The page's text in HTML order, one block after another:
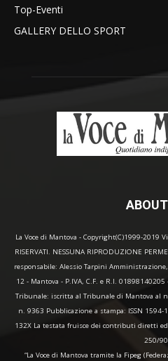
Top-Eventi
GALLERY DELLO SPORT
La Voce di Mantova - Copyright(C)1999-2019
RISERVATI. NESSUNA RIPRODUZIONE
responsabile: Alessio Tarpini
12 - Mantova - P.IVA, C.F. e R.I.
Tribunale: iscritta al Tribunale di Mantova al
n. 9363 Pubblicazione a stampa: ISSN
132X La testata fruisce dei contributi diretti
250/
“La Voce di Mantova tramite la Fipeg